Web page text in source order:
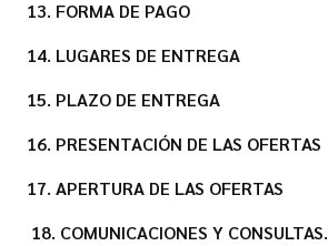
13. FORMA DE PAGO
14. LUGARES DE ENTREGA
15. PLAZO DE ENTREGA
16. PRESENTACIÓN DE LAS OFERTAS
17. APERTURA DE LAS OFERTAS
18. COMUNICACIONES Y